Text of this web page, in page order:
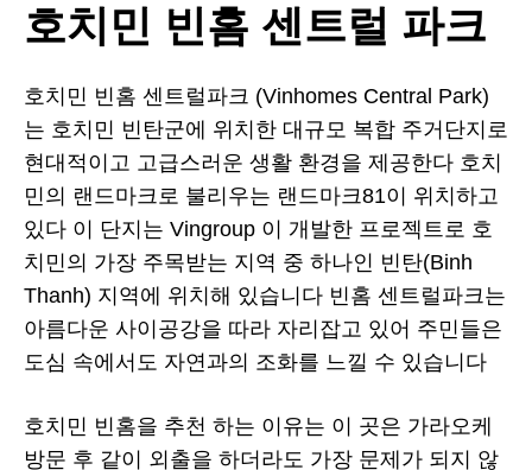
호치민 빈홈 센트럴 파크
호치민 빈홈 센트럴파크 (Vinhomes Central Park)
는 호치민 빈탄군에 위치한 대규모 복합 주거단지로
현대적이고 고급스러운 생활 환경을 제공한다 호치
민의 랜드마크로 불리우는 랜드마크81이 위치하고
있다 이 단지는 Vingroup 이 개발한 프로젝트로 호
치민의 가장 주목받는 지역 중 하나인 빈탄(Binh
Thanh) 지역에 위치해 있습니다 빈홈 센트럴파크는
아름다운 사이공강을 따라 자리잡고 있어 주민들은
도심 속에서도 자연과의 조화를 느낄 수 있습니다
호치민 빈홈을 추천 하는 이유는 이 곳은 가라오케
방문 후 같이 외출을 하더라도 가장 문제가 되지 않